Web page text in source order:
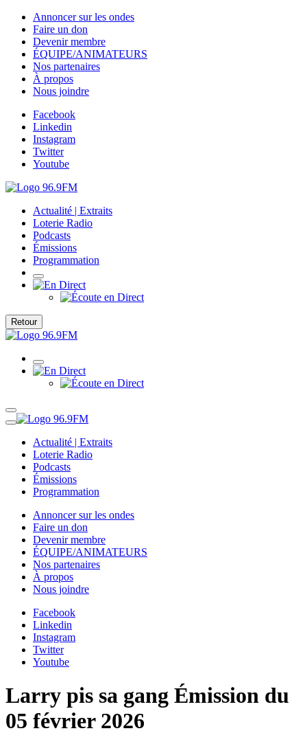
Annoncer sur les ondes
Faire un don
Devenir membre
ÉQUIPE/ANIMATEURS
Nos partenaires
À propos
Nous joindre
Facebook
Linkedin
Instagram
Twitter
Youtube
Actualité | Extraits
Loterie Radio
Podcasts
Émissions
Programmation
Retour
Actualité | Extraits
Loterie Radio
Podcasts
Émissions
Programmation
Annoncer sur les ondes
Faire un don
Devenir membre
ÉQUIPE/ANIMATEURS
Nos partenaires
À propos
Nous joindre
Facebook
Linkedin
Instagram
Twitter
Youtube
Larry pis sa gang Émission du
05 février 2026